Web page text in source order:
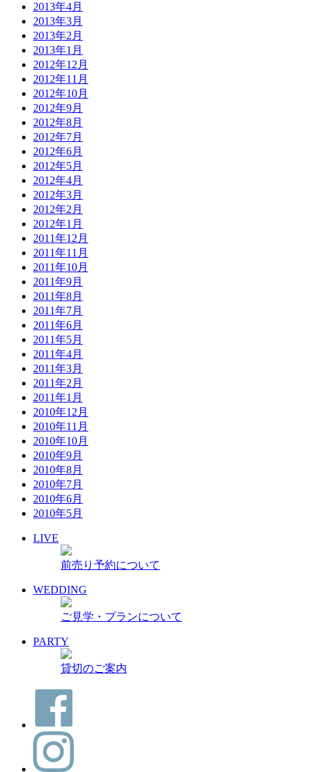
2013年4月
2013年3月
2013年2月
2013年1月
2012年12月
2012年11月
2012年10月
2012年9月
2012年8月
2012年7月
2012年6月
2012年5月
2012年4月
2012年3月
2012年2月
2012年1月
2011年12月
2011年11月
2011年10月
2011年9月
2011年8月
2011年7月
2011年6月
2011年5月
2011年4月
2011年3月
2011年2月
2011年1月
2010年12月
2010年11月
2010年10月
2010年9月
2010年8月
2010年7月
2010年6月
2010年5月
LIVE
前売り予約について
WEDDING
ご見学・プランについて
PARTY
貸切のご案内